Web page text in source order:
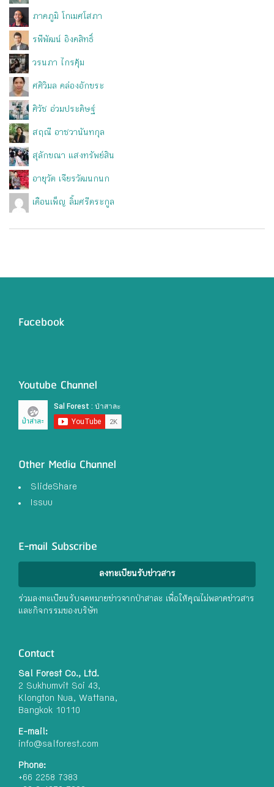
ภาคภูมิ โกเมศโสภา
รพีพัฒน์ อิงคสิทธิ์
วรนภา ไกรคุ้ม
ศศิวิมล คล่องอักขระ
ศิวัช อ่วมประดิษฐ์
สฤณี อาชวานันทกุล
สุลักขณา แสงทรัพย์สิน
อายุวัต เจียรวัฒนกนก
เดือนเพ็ญ ลิ้มศรีตระกูล
Facebook
Youtube Channel
Other Media Channel
SlideShare
Issuu
E-mail Subscribe
ลงทะเบียนรับข่าวสาร
ร่วมลงทะเบียนรับจดหมายข่าวจากป่าสาละ เพื่อให้คุณไม่พลาดข่าวสาร
และกิจกรรมของบริษัท
Contact
Sal Forest Co., Ltd.
2 Sukhumvit Soi 43,
Klongton Nua, Wattana,
Bangkok 10110
E-mail:
info@salforest.com
Phone:
+66 2258 7383